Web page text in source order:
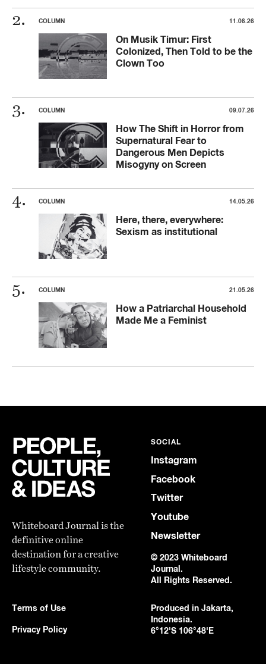
COLUMN 11.06.26
On Musik Timur: First
Colonized, Then Told to be the
Clown Too
COLUMN 09.07.26
How The Shift in Horror from
Supernatural Fear to
Dangerous Men Depicts
Misogyny on Screen
COLUMN 14.05.26
Here, there, everywhere:
Sexism as institutional
COLUMN 21.05.26
How a Patriarchal Household
Made Me a Feminist
Whiteboard Journal is the
definitive online
destination for a creative
lifestyle community.
SOCIAL
Instagram
Facebook
Twitter
Youtube
Newsletter
© 2023 Whiteboard
Journal.
All Rights Reserved.
Terms of Use
Privacy Policy
Produced in Jakarta,
Indonesia.
6°12'S 106°48'E